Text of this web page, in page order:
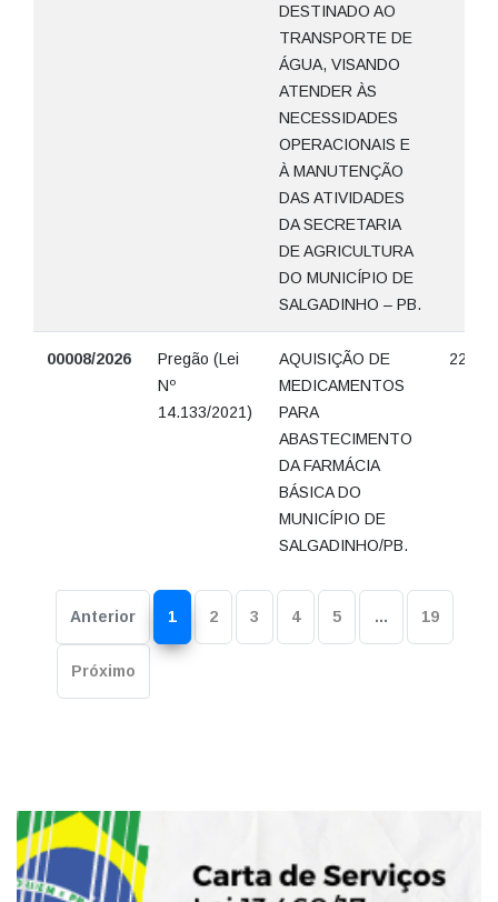
DESTINADO AO
TRANSPORTE DE
ÁGUA, VISANDO
ATENDER ÀS
NECESSIDADES
OPERACIONAIS E
À MANUTENÇÃO
DAS ATIVIDADES
DA SECRETARIA
DE AGRICULTURA
DO MUNICÍPIO DE
SALGADINHO – PB.
00008/2026
Pregão (Lei
Nº
14.133/2021)
AQUISIÇÃO DE
MEDICAMENTOS
PARA
ABASTECIMENTO
DA FARMÁCIA
BÁSICA DO
MUNICÍPIO DE
SALGADINHO/PB.
22/05/
Anterior 1 2 3 4 5 … 19
Próximo